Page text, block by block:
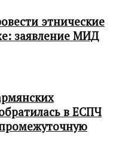
этнические
заявление МИД
в ЕСПЧ